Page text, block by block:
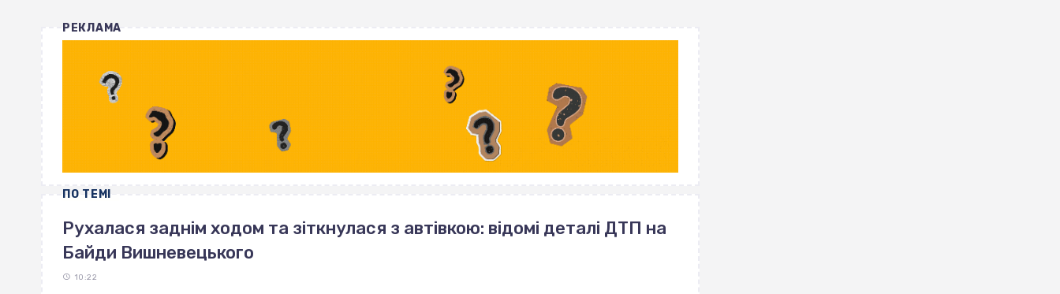
РЕКЛАМА
ПО ТЕМІ
Рухалася заднім ходом та зіткнулася з автівкою: відомі деталі ДТП на
Байди Вишневецького
10:22